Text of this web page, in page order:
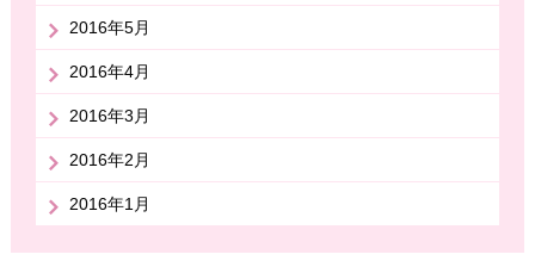
2016年5月
2016年4月
2016年3月
2016年2月
2016年1月